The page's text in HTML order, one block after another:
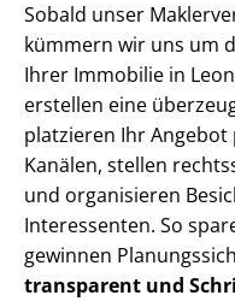
Sobald unser
kümmern wir uns um
Ihrer Immobilie in
erstellen eine
platzieren Ihr
Kanälen, stellen
und organisieren
Interessenten. So
gewinnen
transparent und